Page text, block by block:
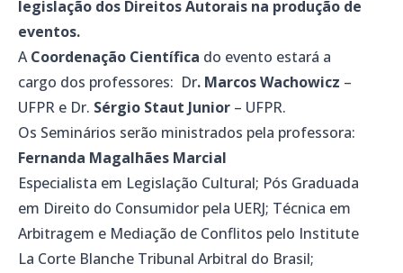
legislação dos Direitos Autorais na produção de
eventos.
ACoordenação Científica do evento estará a
cargo dos professores: Dr. Marcos Wachowicz –
UFPR e Dr. Sérgio Staut Junior – UFPR.
Os Seminários serão ministrados pela professora:
Fernanda Magalhães Marcial
Especialista em Legislação Cultural; Pós Graduada
em Direito do Consumidor pela UERJ; Técnica em
Arbitragem e Mediação de Conflitos pelo Institute
La Corte Blanche Tribunal Arbitral do Brasil;